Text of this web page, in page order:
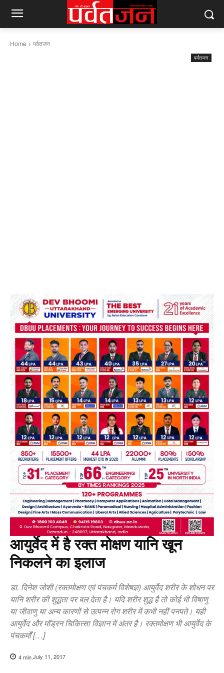
Home पर्वतजन
पर्वतजन
आयुर्वेद में है रक्त मोक्षण यानि खून
निकलने का इलाज
डा. दिनेश जोशी (रक्तमोक्षण एवं पंचकर्म विशेषज्ञ) आयुर्वेद शरीर के शोधन पर
यानि शरीर की शुद्धता पर बल देता है। यदि शरीर शुद्ध है तो कोई भी विषाणु
या जीवाणु या अन्य कारणों से उत्पन्न रोग शरीर में कभी नहीं पनपते। यही
आयुर्वेद और मॉड्रन चिकित्सा विज्ञान में अंतर है। रक्तमोक्षण भी आयुर्वेद के
पंचकर्मों […]
4min.July 11, 2017